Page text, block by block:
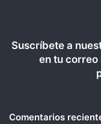
Suscríbete a
en tu correo
Comentarios